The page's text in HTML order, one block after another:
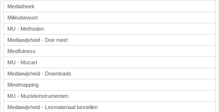
Mediatheek
Milieubewust
MU - Methoden
Mediawijsheid - Doe mee!
Mindfulness
MU - Mozart
Mediawijsheid - Downloads
Mindmapping
MU - Muziekinstrumenten
Mediawijsheid - Lesmateriaal bestellen